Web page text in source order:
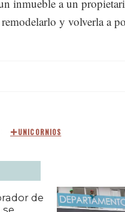
inmueble a un
y volverla a
UNICORNIOS
de
se